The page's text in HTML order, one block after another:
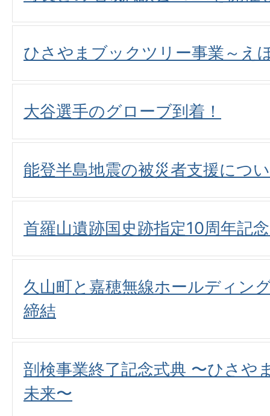
ひさやまブックツリー事業～え
大谷選手のグローブ到着！
能登半島地震の被災者支援につ
首羅山遺跡国史跡指定10周年記
久山町と嘉穂無線ホールディン
締結
剖検事業終了記念式典 〜ひさや
未来〜